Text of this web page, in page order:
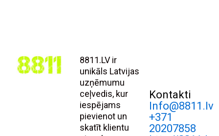
8811.LV ir
unikāls Latvijas
uzņēmumu
ceļvedis, kur
iespējams
pievienot un
skatīt klientu
Kontakti
Info@8811.lv
+371
20207858